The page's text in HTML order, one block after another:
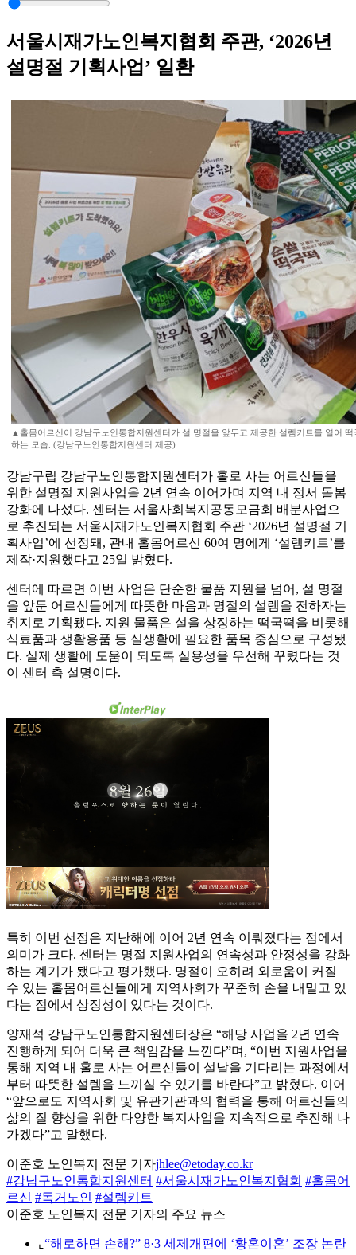
서울시재가노인복지협회 주관, ‘2026년
설명절 기획사업’ 일환
▲홀몸어르신이 강남구노인통합지원센터가 설 명절을 앞두고 제공한 설렘키트를 열어
하는 모습. (강남구노인통합지원센터 제공)
강남구립 강남구노인통합지원센터가 홀로 사는 어르신들을
위한 설명절 지원사업을 2년 연속 이어가며 지역 내 정서 돌봄
강화에 나섰다. 센터는 서울사회복지공동모금회 배분사업으
로 추진되는 서울시재가노인복지협회 주관 ‘2026년 설명절 기
획사업’에 선정돼, 관내 홀몸어르신 60여 명에게 ‘설렘키트’를
제작·지원했다고 25일 밝혔다.
센터에 따르면 이번 사업은 단순한 물품 지원을 넘어, 설 명절
을 앞둔 어르신들에게 따뜻한 마음과 명절의 설렘을 전하자는
취지로 기획됐다. 지원 물품은 설을 상징하는 떡국떡을 비롯해
식료품과 생활용품 등 실생활에 필요한 품목 중심으로 구성됐
다. 실제 생활에 도움이 되도록 실용성을 우선해 꾸렸다는 것
이 센터 측 설명이다.
특히 이번 선정은 지난해에 이어 2년 연속 이뤄졌다는 점에서
의미가 크다. 센터는 명절 지원사업의 연속성과 안정성을 강화
하는 계기가 됐다고 평가했다. 명절이 오히려 외로움이 커질
수 있는 홀몸어르신들에게 지역사회가 꾸준히 손을 내밀고 있
다는 점에서 상징성이 있다는 것이다.
양재석 강남구노인통합지원센터장은 “해당 사업을 2년 연속
진행하게 되어 더욱 큰 책임감을 느낀다”며, “이번 지원사업을
통해 지역 내 홀로 사는 어르신들이 설날을 기다리는 과정에서
부터 따뜻한 설렘을 느끼실 수 있기를 바란다”고 밝혔다. 이어
“앞으로도 지역사회 및 유관기관과의 협력을 통해 어르신들의
삶의 질 향상을 위한 다양한 복지사업을 지속적으로 추진해 나
가겠다”고 말했다.
이준호 노인복지 전문 기자jhlee@etoday.co.kr
#강남구노인통합지원센터 #서울시재가노인복지협회 #홀몸어
르신 #독거노인 #설렘키트
이준호 노인복지 전문 기자의 주요 뉴스
⌞ “해로하면 손해?” 8·3 세제개편에 ‘황혼이혼’ 조장 논란